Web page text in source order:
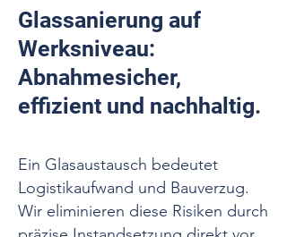
Glassanierung auf
Werksniveau:
Abnahmesicher,
effizient und nachhaltig.
Ein Glasaustausch bedeutet
Logistikaufwand und Bauverzug.
Wir eliminieren diese Risiken durch